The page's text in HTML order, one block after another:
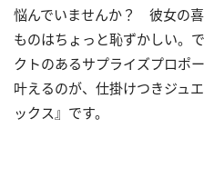
悩んでいませんか？ 彼女の
ものはちょっと恥ずかしい。
クトのあるサプライズプロポ
叶えるのが、仕掛けつきジュ
ックス』です。